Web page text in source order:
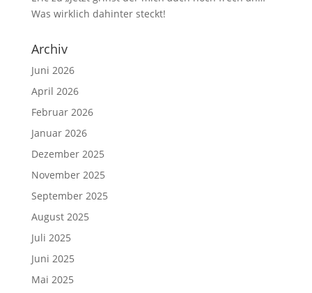
Was wirklich dahinter steckt!
Archiv
Juni 2026
April 2026
Februar 2026
Januar 2026
Dezember 2025
November 2025
September 2025
August 2025
Juli 2025
Juni 2025
Mai 2025